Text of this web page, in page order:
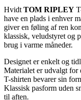
Hvidt TOM RIPLEY
have en plads i enhver
giver en føling af ren
klassisk, veludstyret og
brug i varme måneder.
Designet er enkelt og
Materialet er udvalgt for
T-shirten bevarer sin
Klassisk pasform uden
til aften.